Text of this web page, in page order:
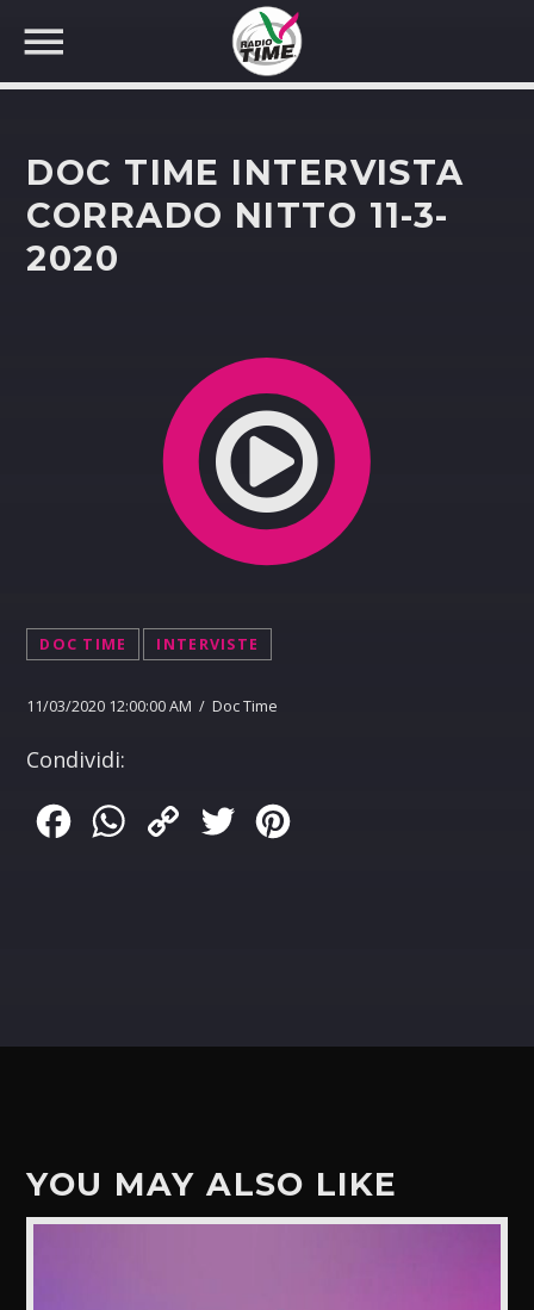
CERCA NEL SITO WEB:
DOC TIME INTERVISTA
CORRADO NITTO 11-3-
2020
DOC TIME INTERVISTE
11/03/2020 12:00:00 AM / Doc Time
Condividi:
FacebookWhatsApp
Copy
Twitter
YOU MAY ALSO LIKE